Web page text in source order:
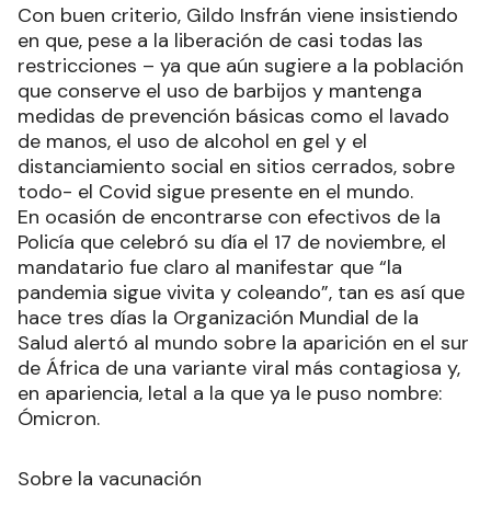
Con buen criterio, Gildo Insfrán viene insistiendo
en que, pese a la liberación de casi todas las
restricciones – ya que aún sugiere a la población
que conserve el uso de barbijos y mantenga
medidas de prevención básicas como el lavado
de manos, el uso de alcohol en gel y el
distanciamiento social en sitios cerrados, sobre
todo- el Covid sigue presente en el mundo.
En ocasión de encontrarse con efectivos de la
Policía que celebró su día el 17 de noviembre, el
mandatario fue claro al manifestar que “la
pandemia sigue vivita y coleando”, tan es así que
hace tres días la Organización Mundial de la
Salud alertó al mundo sobre la aparición en el sur
de África de una variante viral más contagiosa y,
en apariencia, letal a la que ya le puso nombre:
Ómicron.
Sobre la vacunación